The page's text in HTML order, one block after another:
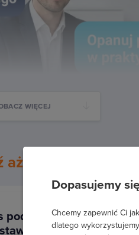
WIĘCEJ
20%
podatków dla firm od
- rozliczaj się bez
Dopasujemy
Chcemy zapewnić Ci
dlatego